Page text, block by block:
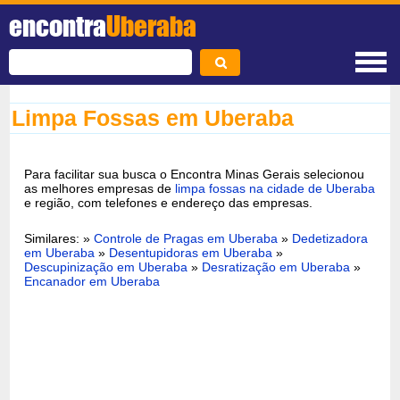
encontraUberaba
Limpa Fossas em Uberaba
Para facilitar sua busca o Encontra Minas Gerais selecionou
as melhores empresas de limpa fossas na cidade de Uberaba
e região, com telefones e endereço das empresas.
Similares: »Controle de Pragas em Uberaba » Dedetizadora
em Uberaba » Desentupidoras em Uberaba »
Descupinização em Uberaba » Desratização em Uberaba »
Encanador em Uberaba